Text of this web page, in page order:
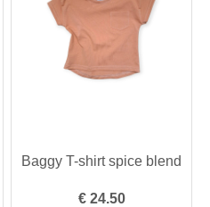
Baggy T-shirt spice blend
€ 24.50